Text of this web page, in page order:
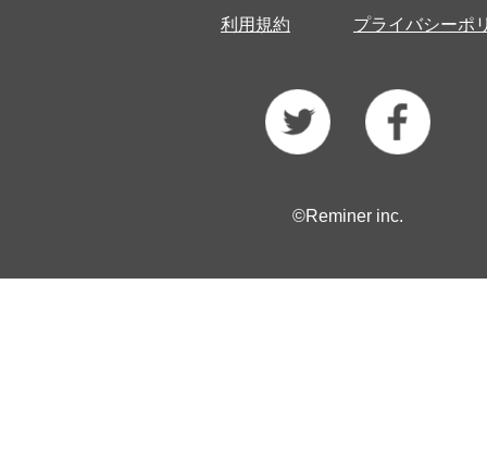
利用規約 プライバシーポ
©Reminer inc.